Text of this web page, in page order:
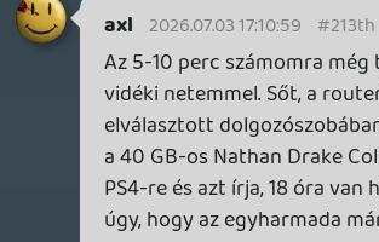
p34c3 2026.07.03 15:43:59
p34c3 2026.07.03 15:43:59 #213t7
A Steamemen nekem is volt már
kezdetektől pár cím a 2000-es években,
de ezek mindegyike még klasszikus
CD/DVD volt pl: Half-Life 2, Counter-Strike
Source, Team Fortress 2. Aztán jöttek a
virágboltos Xbox 360-as évek, majd